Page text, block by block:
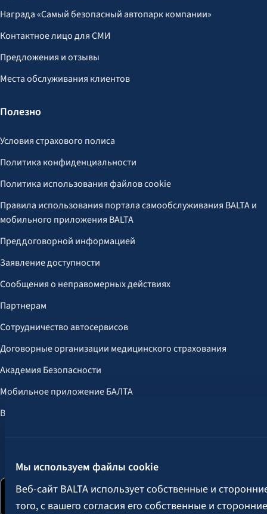
Мы используем файлы cookie
Веб-сайт BALTA использует собственные и
того, с вашего согласия его собственные и
Награда «Самый безопасный автопарк компании»
Контактное лицо для СМИ
Предложения и отзывы
Места обслуживания клиентов
Полезно
Условия страхового полиса
Политика конфиденциальности
Политика использования файлов cookie
Правила использования портала самообслуживания BALTA и
мобильного приложения BALTA
Преддоговорной информацией
Заявление доступности
Сообщения о неправомерных действиях
Партнерам
Сотрудничество автосервисов
Договорные организации медицинского страхования
Академия Безопасности
Мобильное приложение БАЛТА
Выгоды для клиентов